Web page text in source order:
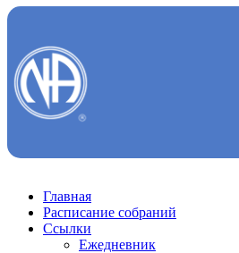
Главная
Расписание собраний
Ссылки
Ежедневник